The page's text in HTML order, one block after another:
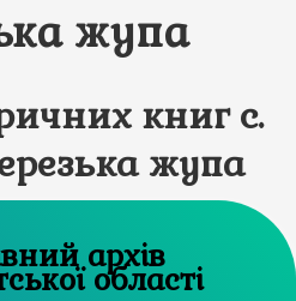
жупа
книг с.
жупа
архів
області